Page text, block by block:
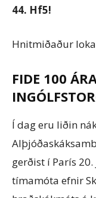
44. Hf5!
Hnitmiðaður
FIDE 100
Í dag eru liðin
gerðist í París
tímamóta efnir